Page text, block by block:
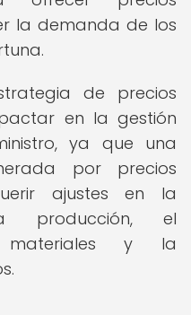
la demanda de los
de precios
en la gestión
ya que una
por precios
ajustes en la
producción, el
materiales y la